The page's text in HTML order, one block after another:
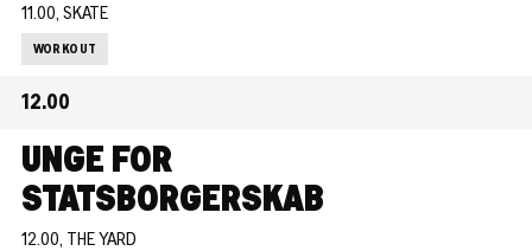
11.00, SKATE
WORKOUT
12.00
UNGE FOR
STATSBORGERSKAB
12.00, THE YARD